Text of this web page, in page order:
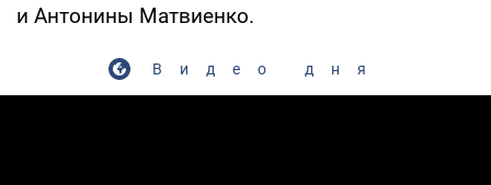
и Антонины Матвиенко.
Видео дня